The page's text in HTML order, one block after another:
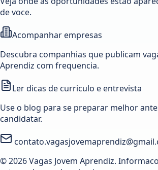
de voce.
Acompanhar empresas
Descubra companhias que publicam
Aprendiz com frequencia.
Ler dicas de curriculo e entrevista
Use o blog para se preparar melhor
candidatar.
© 2026 Vagas Jovem Aprendiz.